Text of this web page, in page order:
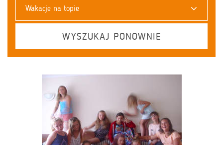
Wakacje na topie
WYSZUKAJ PONOWNIE